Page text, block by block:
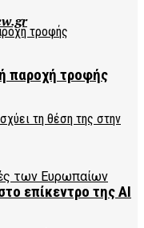
παροχή τροφής
επίκεντρο της AI